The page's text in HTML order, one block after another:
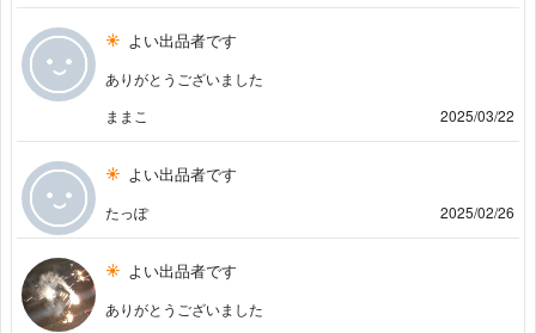
よい出品者です
ありがとうございました
ままこ
2025/03/22
よい出品者です
たっぽ 2025/02/26
よい出品者です
ありがとうございました